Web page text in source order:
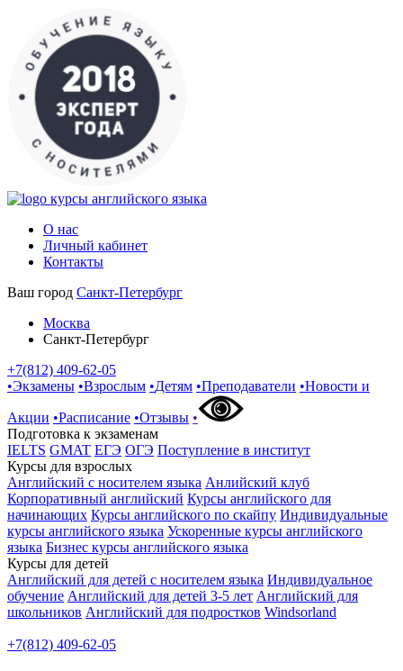
курсы английского языка
О нас
Личный кабинет
Контакты
Ваш город Санкт-Петербург
Москва
Санкт-Петербург
+7(812) 409-62-05
•Экзамены •Взрослым •Детям •Преподаватели •Новости и
Акции •Расписание •Отзывы •
Подготовка к экзаменам
IELTS GMAT ЕГЭ ОГЭ Поступление в институт
Курсы для взрослых
Английский с носителем языка Анлийский клуб
Корпоративный английский Курсы английского для
начинающих Курсы английского по скайпу Индивидуальные
курсы английского языка Ускоренные курсы английского
языка Бизнес курсы английского языка
Курсы для детей
Английский для детей с носителем языка Индивидуальное
обучение Английский для детей 3-5 лет Английский для
школьников Английский для подростков Windsorland
+7(812) 409-62-05